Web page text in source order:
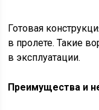
Готовая
в пролете. Такие
в эксплуатации.
Преимущества и